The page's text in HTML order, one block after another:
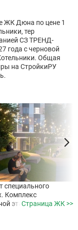
ЖК Дюна по цене 1
тер
СЗ ТРЕНД-
года с черновой
Общая
на СтройкиРУ
специального
Комплекс
этажности.
Страница ЖК >>